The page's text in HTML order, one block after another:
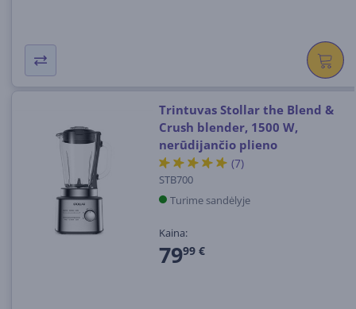
Trintuvas Stollar the Blend &
Crush blender, 1500 W,
nerūdijančio plieno
(7)
STB700
Turime sandėlyje
Kaina:
7999 €